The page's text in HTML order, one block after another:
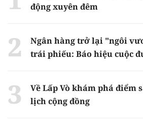
động xuyên đêm
Ngân hàng trở lại "ngôi
trái phiếu: Báo hiệu cuộc
Về Lấp Vò khám phá điểm
lịch cộng đồng